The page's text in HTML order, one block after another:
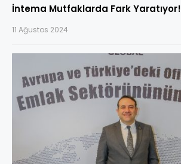
İntema Mutfaklarda Fark Yaratıyor!
11 Ağustos 2024